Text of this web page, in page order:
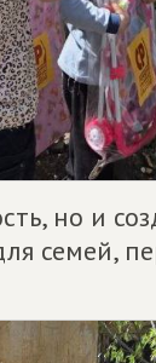
но и
семей,